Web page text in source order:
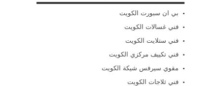
بي ان سبورت الكويت
فني غسالات الكويت
فني ستلايت الكويت
فني تكييف مركزي الكويت
مقوي سيرفس شيكة الكويت
فني ثلاجات الكويت